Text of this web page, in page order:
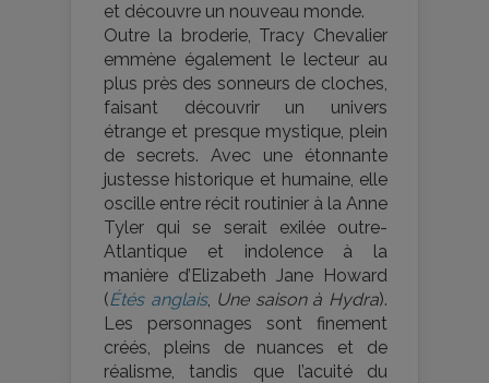
et découvre un nouveau monde.
Outre la broderie, Tracy Chevalier
emmène également le lecteur au
plus près des sonneurs de cloches,
faisant découvrir un univers
étrange et presque mystique, plein
de secrets. Avec une étonnante
justesse historique et humaine, elle
oscille entre récit routinier à la Anne
Tyler qui se serait exilée outre-
Atlantique et indolence à la
manière d’Elizabeth Jane Howard
(Étés anglais, Une saison à Hydra).
Les personnages sont finement
créés, pleins de nuances et de
réalisme, tandis que l’acuité du